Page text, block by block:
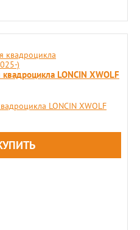
LONCIN XWOLF
LONCIN XWOLF